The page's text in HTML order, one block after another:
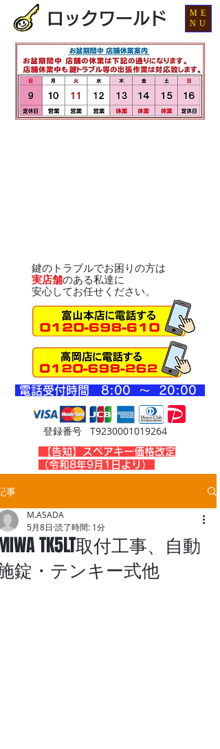
ロックワールド
鍵のトラブルでお困りの方は
実店舗のある私達に
安心してお任せください。
登録番号 T9230001019264
​電話受付時間 8:00 ～ 20:00
​【告知】スペアキー価格改定
（令和8年9月1日より）
ME
NU
事
TK5LT取付工事、自動
錠・テンキー式他
M.ASADA
5月8日 読了時間: 1分